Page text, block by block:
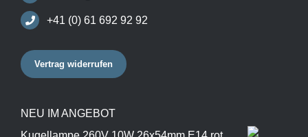
+41 (0) 61 692 92 92
Vertrag widerrufen
NEU IM ANGEBOT